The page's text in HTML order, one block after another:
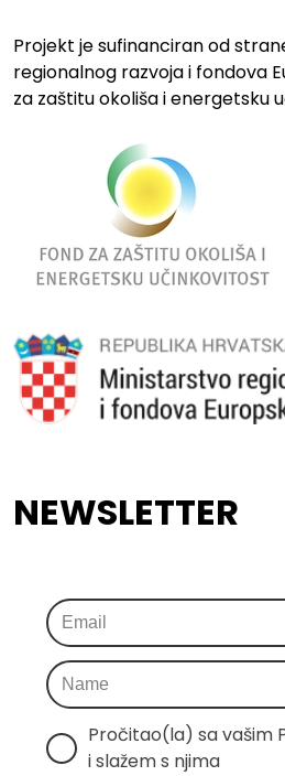
Projekt je sufinanciran od
regionalnog razvoja i fondova
za zaštitu okoliša i energetsku
NEWSLETTER
Pročitao(la) sa vašim
i slažem s njima